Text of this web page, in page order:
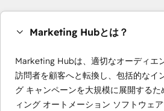
Marketing Hubとは？
Marketing Hubは、適切なオーディエ
訪問者を顧客へと転換し、包括的なイ
グ キャンペーンを大規模に展開する
ィング オートメーション ソフトウェ